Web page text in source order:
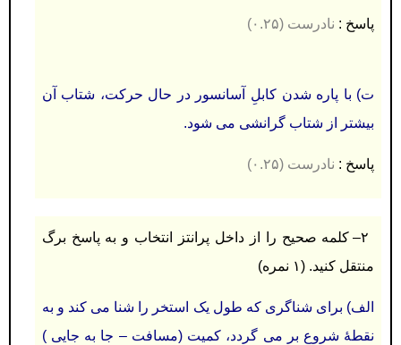
پاسخ : نادرست (۰.۲۵)
ت) با پاره شدن کابلِ آسانسور در حال حرکت، شتاب آن
بیشتر از شتاب گرانشی می شود.
پاسخ : نادرست (۰.۲۵)
– کلمه صحیح را از داخل پرانتز انتخاب و به پاسخ برگ
منتقل کنید. (۱ نمره)
الف) برای شناگری که طول یک استخر را شنا می کند و به
نقطۀ شروع بر می گردد، کمیت (مسافت – جا به جایی )